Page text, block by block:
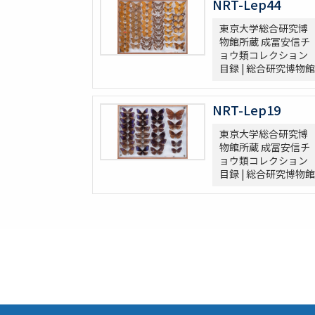
NRT-Lep44
東京大学総合研究博
物館所蔵 成冨安信チ
ョウ類コレクション
目録 | 総合研究博物館
NRT-Lep19
東京大学総合研究博
物館所蔵 成冨安信チ
ョウ類コレクション
目録 | 総合研究博物館